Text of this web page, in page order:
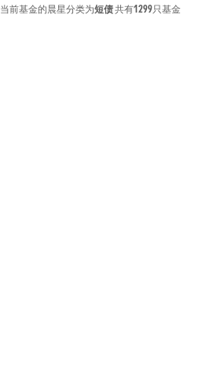
当前基金的晨星分类为短债共有1299只基金